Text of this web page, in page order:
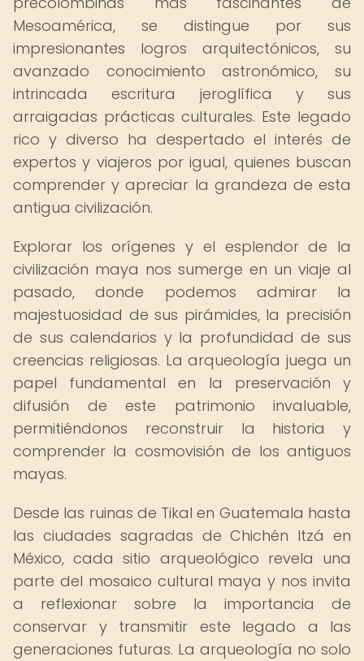
Mesoamérica, se distingue por sus
impresionantes logros arquitectónicos, su
avanzado conocimiento astronómico, su
intrincada escritura jeroglífica y sus
arraigadas prácticas culturales. Este legado
rico y diverso ha despertado el interés de
expertos y viajeros por igual, quienes buscan
comprender y apreciar la grandeza de esta
antigua civilización.
Explorar los orígenes y el esplendor de la
civilización maya nos sumerge en un viaje al
pasado, donde podemos admirar la
majestuosidad de sus pirámides, la precisión
de sus calendarios y la profundidad de sus
creencias religiosas. La arqueología juega un
papel fundamental en la preservación y
difusión de este patrimonio invaluable,
permitiéndonos reconstruir la historia y
comprender la cosmovisión de los antiguos
mayas.
Desde las ruinas de Tikal en Guatemala hasta
las ciudades sagradas de Chichén Itzá en
México, cada sitio arqueológico revela una
parte del mosaico cultural maya y nos invita
a reflexionar sobre la importancia de
conservar y transmitir este legado a las
generaciones futuras. La arqueología no solo